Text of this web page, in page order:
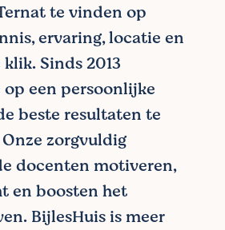
te vinden op
ervaring, locatie en
Sinds 2013
een persoonlijke
beste resultaten te
zorgvuldig
docenten motiveren,
en boosten het
BijlesHuis is meer